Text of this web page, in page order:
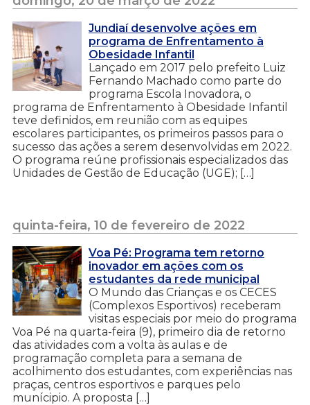
Jundiaí desenvolve ações em
programa de Enfrentamento à
Obesidade Infantil
Lançado em 2017 pelo prefeito Luiz
Fernando Machado como parte do
programa Escola Inovadora, o
programa de Enfrentamento à Obesidade Infantil
teve definidos, em reunião com as equipes
escolares participantes, os primeiros passos para o
sucesso das ações a serem desenvolvidas em 2022.
O programa reúne profissionais especializados das
Unidades de Gestão de Educação (UGE); […]
quinta-feira, 10 de fevereiro de 2022
Voa Pé: Programa tem retorno
inovador em ações com os
estudantes da rede municipal
O Mundo das Crianças e os CECES
(Complexos Esportivos) receberam
visitas especiais por meio do programa
Voa Pé na quarta-feira (9), primeiro dia de retorno
das atividades com a volta às aulas e de
programação completa para a semana de
acolhimento dos estudantes, com experiências nas
praças, centros esportivos e parques pelo
munícipio. A proposta […]